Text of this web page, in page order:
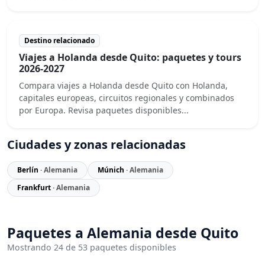
Destino relacionado
Viajes a Holanda desde Quito: paquetes y tours
2026-2027
Compara viajes a Holanda desde Quito con Holanda,
capitales europeas, circuitos regionales y combinados
por Europa. Revisa paquetes disponibles...
Ciudades y zonas relacionadas
Berlín · Alemania Múnich · Alemania
Frankfurt· Alemania
Paquetes a Alemania desde Quito
Mostrando 24 de 53 paquetes disponibles